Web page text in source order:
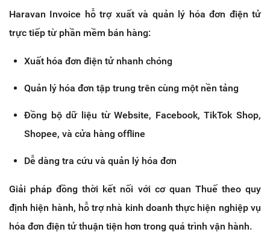
Haravan Invoice hỗ trợ xuất và quản lý hóa đơn điện tử
trực tiếp từ phần mềm bán hàng:
Xuất hóa đơn điện tử nhanh chóng
Quản lý hóa đơn tập trung trên cùng một nền tảng
Đồng bộ dữ liệu từ Website, Facebook, TikTok Shop,
Shopee, và cửa hàng offline
Dễ dàng tra cứu và quản lý hóa đơn
Giải pháp đồng thời kết nối với cơ quan Thuế theo quy
định hiện hành, hỗ trợ nhà kinh doanh thực hiện nghiệp vụ
hóa đơn điện tử thuận tiện hơn trong quá trình vận hành.